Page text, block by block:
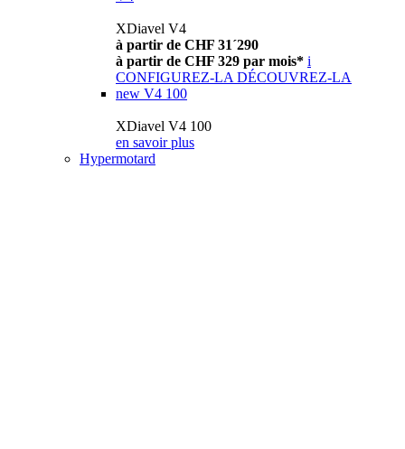
XDiavel V4
à partir de CHF 31´290
à partir de CHF 329 par mois* i
CONFIGUREZ-LA DÉCOUVREZ-LA
new V4 100
XDiavel V4 100
en savoir plus
Hypermotard